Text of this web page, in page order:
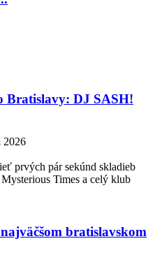
Bratislavy: DJ SASH!
2026
prvých pár sekúnd skladieb
Times a celý klub
bratislavskom